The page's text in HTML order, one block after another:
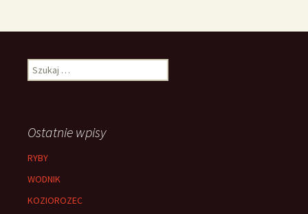
Szukaj:
Ostatnie wpisy
RYBY
WODNIK
KOZIOROZEC